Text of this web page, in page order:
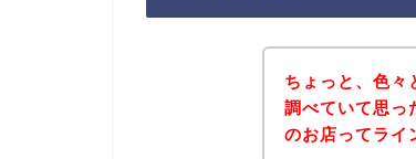
ちょっと、色々
調べていて思っ
のお店ってライ